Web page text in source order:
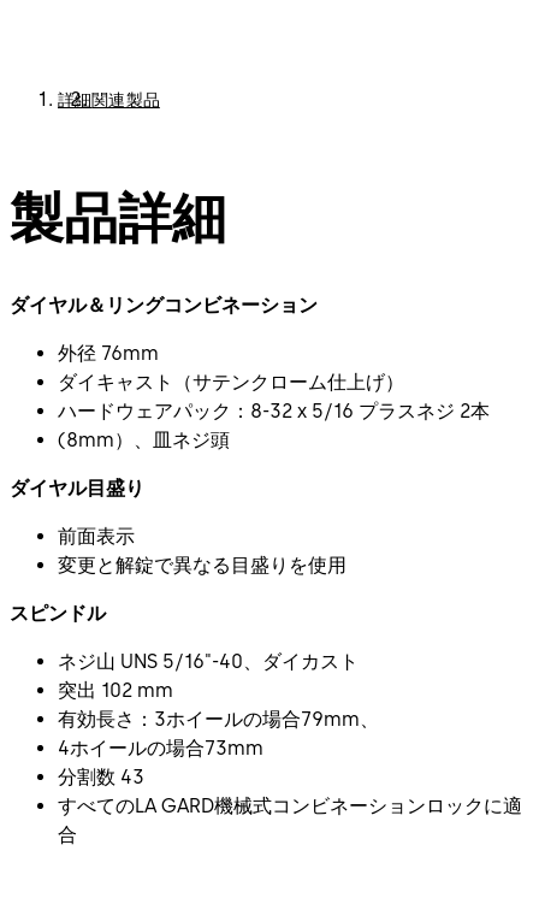
詳細関連製品
製品詳細
ダイヤル＆リングコンビネーション
外径 76mm
ダイキャスト（サテンクローム仕上げ）
ハードウェアパック：8-32 x 5/16 プラスネジ 2本
(8mm）、皿ネジ頭
ダイヤル目盛り
前面表示
変更と解錠で異なる目盛りを使用
スピンドル
ネジ山 UNS 5/16"-40、ダイカスト
突出 102 mm
有効長さ：3ホイールの場合79mm、
4ホイールの場合73mm
分割数 43
すべてのLA GARD機械式コンビネーションロックに適
合